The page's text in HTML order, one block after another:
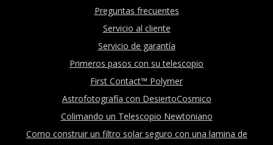
Preguntas frecuentes
Servicio al cliente
Servicio de garantía
Primeros pasos con su telescopio
First Contact™ Polymer
Astrofotografía con DesiertoCosmico
Colimando un Telescopio Newtoniano
Como construir un filtro solar seguro con una lamina de